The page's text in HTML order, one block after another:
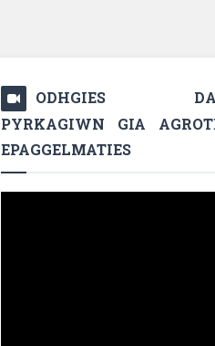
ODHGIES
PYRKAGIWN GIA
EPAGGELMATIES